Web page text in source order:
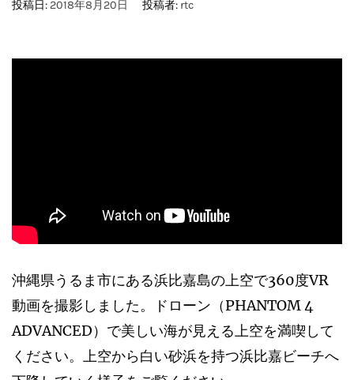
投稿日: 2018年8月20日 投稿者: rtc
沖縄県うるま市にある浜比嘉島の上空で360度VR
動画を撮影しました。ドローン（PHANTOM 4
ADVANCED）で美しい海が見える上空を満喫して
ください。上空から白い砂浜を持つ浜比嘉ビーチへ